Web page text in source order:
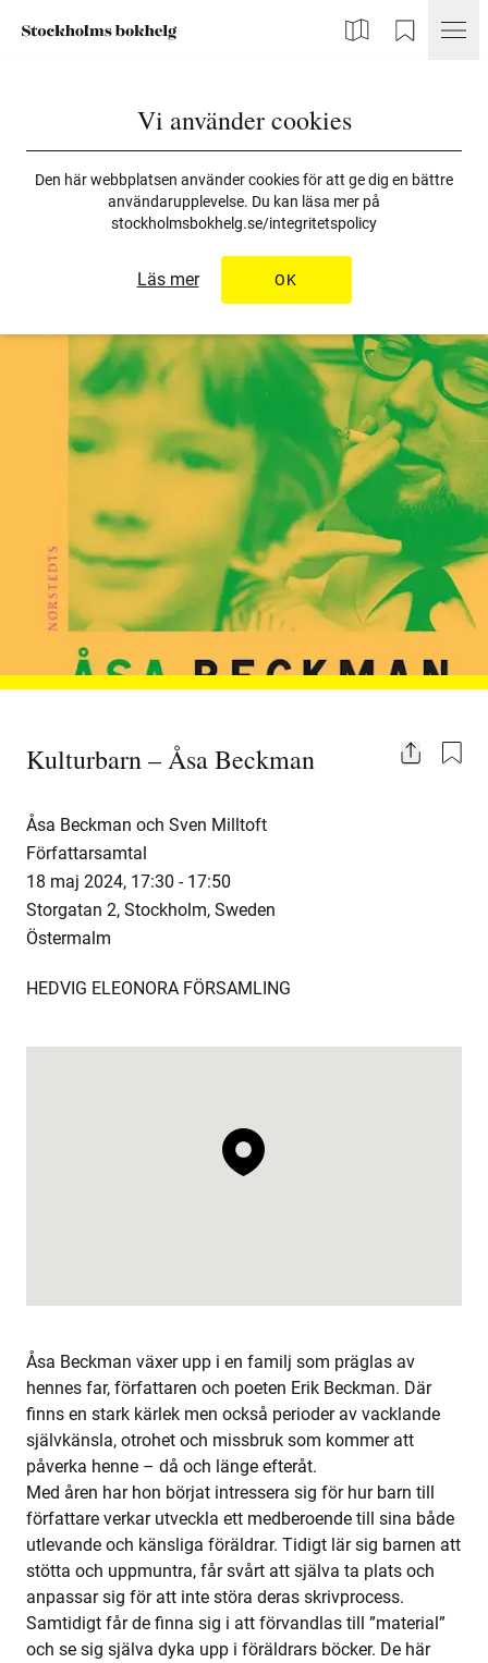
Karta Min Bokhelg
Kulturbarn – Åsa Beckman Share
Åsa Beckman
Sven Milltoft
Författarsamtal
18 maj 2024, 17:30 - 17:50
Storgatan 2, Stockholm, Sweden
Östermalm
HEDVIG ELEONORA FÖRSAMLING
Åsa Beckman växer upp i en familj som präglas av
hennes far, författaren och poeten Erik Beckman. Där
finns en stark kärlek men också perioder av vacklande
självkänsla, otrohet och missbruk som kommer att
påverka henne – då och länge efteråt.
Med åren har hon börjat intressera sig för hur barn till
författare verkar utveckla ett medberoende till sina både
utlevande och känsliga föräldrar. Tidigt lär sig barnen att
stötta och uppmuntra, får svårt att själva ta plats och
anpassar sig för att inte störa deras skrivprocess.
Samtidigt får de finna sig i att förvandlas till ”material”
och se sig själva dyka upp i föräldrars böcker. De här
Vi använder cookies
Den här webbplatsen använder cookies för att ge dig en bättre
användarupplevelse. Du kan läsa mer på
stockholmsbokhelg.se/integritetspolicy
Läs mer OK